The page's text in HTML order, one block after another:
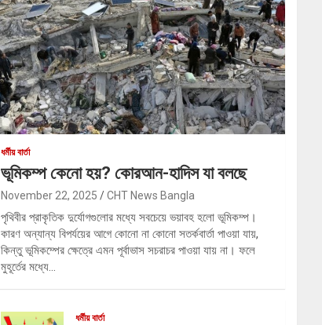
ধর্মীয় বার্তা
ভূমিকম্প কেনো হয়? কোরআন-হাদিস যা বলছে
November 22, 2025 CHT News Bangla
পৃথিবীর প্রাকৃতিক দুর্যোগগুলোর মধ্যে সবচেয়ে ভয়াবহ হলো ভূমিকম্প।
কারণ অন্যান্য বিপর্যয়ের আগে কোনো না কোনো সতর্কবার্তা পাওয়া যায়,
কিন্তু ভূমিকম্পের ক্ষেত্রে এমন পূর্বাভাস সচরাচর পাওয়া যায় না। ফলে
মুহূর্তের মধ্যে…
ধর্মীয় বার্তা